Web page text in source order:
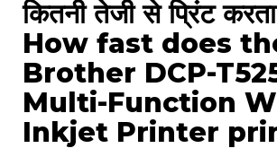
कितनी तेजी से प्रिंट
How fast does
Brother DCP-
Multi-Function
Inkjet Printer